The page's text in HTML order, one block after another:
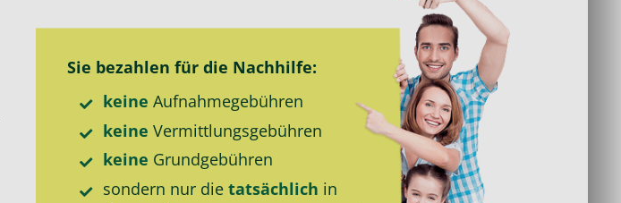
Sie bezahlen für die Nachhilfe:
keine Aufnahme­gebühren
keine Vermittlungs­gebühren
keine Grund­gebühren
sondern nur die tatsächlich in